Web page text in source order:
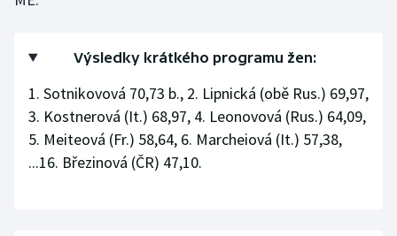
Výsledky krátkého programu žen:
1. Sotnikovová 70,73 b., 2. Lipnická (obě Rus.) 69,97,
3. Kostnerová (It.) 68,97, 4. Leonovová (Rus.) 64,09,
5. Meiteová (Fr.) 58,64, 6. Marcheiová (It.) 57,38,
...16. Březinová (ČR) 47,10.